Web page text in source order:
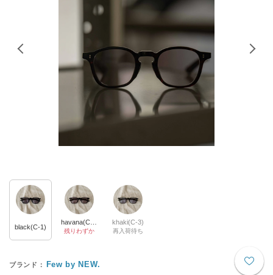
black(C-1)
残りわずか
khaki(C-3)
再入荷待ち
Few by NEW.